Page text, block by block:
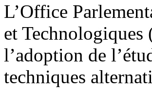
L’Office
et
l’adoption de
techniques